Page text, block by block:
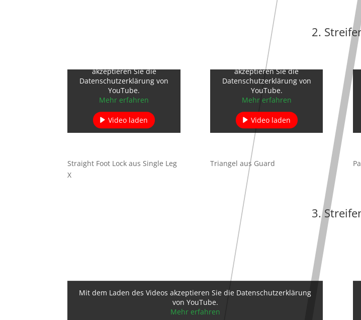
2.
akzeptieren Sie die
Datenschutzerklärung von
YouTube.
Mehr erfahren
Video laden
Straight Foot Lock aus Single Leg
X
Mit dem Laden des Videos
akzeptieren Sie die
Datenschutzerklärung von
YouTube.
Mehr erfahren
Video laden
YouTube immer entsperren
Triangel aus Guard
3.
Mit dem Laden des Videos akzeptieren Sie die Datenschutzerklärung
von YouTube.
Mehr erfahren